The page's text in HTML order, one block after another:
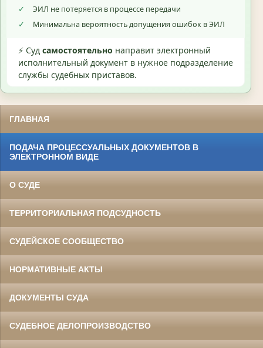
✓
ЭИЛ не потеряется в процессе передачи
✓
Минимальна вероятность допущения ошибок в ЭИЛ
⚡ Суд самостоятельно направит электронный
исполнительный документ в нужное подразделение
службы судебных приставов.
ГЛАВНАЯ
ПОДАЧА ПРОЦЕССУАЛЬНЫХ ДОКУМЕНТОВ В
ЭЛЕКТРОННОМ ВИДЕ
О СУДЕ
ТЕРРИТОРИАЛЬНАЯ ПОДСУДНОСТЬ
СУДЕЙСКОЕ СООБЩЕСТВО
НОРМАТИВНЫЕ АКТЫ
ДОКУМЕНТЫ СУДА
СУДЕБНОЕ ДЕЛОПРОИЗВОДСТВО